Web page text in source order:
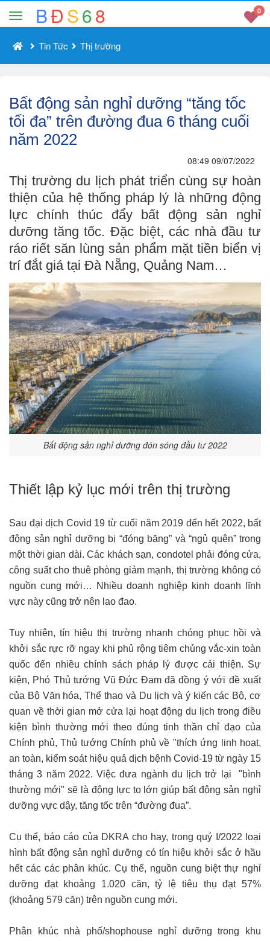
BĐS68 0
Tin Tức Thị trường
Bất động sản nghỉ dưỡng “tăng tốc
tối đa” trên đường đua 6 tháng cuối
năm 2022
08:49 09/07/2022
Thị trường du lịch phát triển cùng sự hoàn
thiện của hệ thống pháp lý là những động
lực chính thúc đẩy bất động sản nghỉ
dưỡng tăng tốc. Đặc biệt, các nhà đầu tư
ráo riết săn lùng sản phẩm mặt tiền biển vị
trí đắt giá tại Đà Nẵng, Quảng Nam…
Bất động sản nghỉ dưỡng đón sóng đầu tư 2022
Thiết lập kỷ lục mới trên thị trường
Sau đại dịch Covid 19 từ cuối năm 2019 đến hết 2022, bất
động sản nghỉ dưỡng bị “đóng băng” và “ngủ quên” trong
một thời gian dài. Các khách sạn, condotel phải đóng cửa,
công suất cho thuê phòng giảm mạnh, thị trường không có
nguồn cung mới… Nhiều doanh nghiệp kinh doanh lĩnh
vực này cũng trở nên lao đao.
Tuy nhiên, tín hiệu thị trường nhanh chóng phục hồi và
khởi sắc rực rỡ ngay khi phủ rộng tiêm chủng vắc-xin toàn
quốc đến nhiều chính sách pháp lý được cải thiện. Sự
kiện, Phó Thủ tướng Vũ Đức Đam đã đồng ý với đề xuất
của Bộ Văn hóa, Thể thao và Du lịch và ý kiến các Bộ, cơ
quan về thời gian mở cửa lại hoạt động du lịch trong điều
kiện bình thường mới theo đúng tinh thần chỉ đạo của
Chính phủ, Thủ tướng Chính phủ về "thích ứng linh hoạt,
an toàn, kiểm soát hiệu quả dịch bệnh Covid-19 từ ngày 15
tháng 3 năm 2022. Việc đưa ngành du lịch trở lại "bình
thường mới" sẽ là động lực to lớn giúp bất động sản nghỉ
dưỡng vực dậy, tăng tốc trên “đường đua”.
Cụ thể, báo cáo của DKRA cho hay, trong quý I/2022 loại
hình bất động sản nghỉ dưỡng có tín hiệu khởi sắc ở hầu
hết các các phân khúc. Cụ thể, nguồn cung biệt thự nghỉ
dưỡng đạt khoảng 1.020 căn, tỷ lệ tiêu thụ đạt 57%
(khoảng 579 căn) trên nguồn cung mới.
Phân khúc nhà phố/shophouse nghỉ dưỡng trong khu